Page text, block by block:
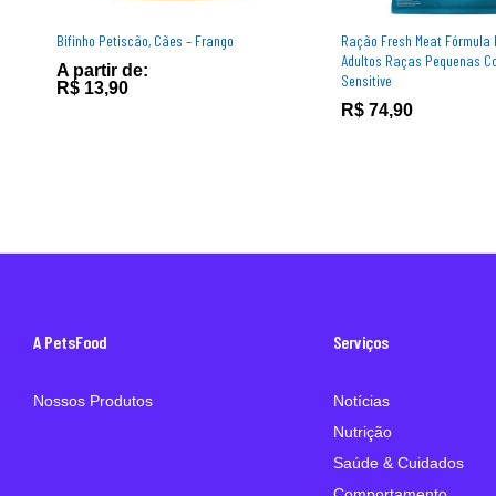
Bifinho Petiscão, Cães – Frango
A partir de:
R$ 13,90
Ração Fresh Meat Fórmula
Adultos Raças Pequenas
Sensitive
R$ 74,90
A PetsFood
Nossos Produtos
Serviços
Notícias
Nutrição
Saúde & Cuidados